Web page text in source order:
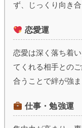
ず、じっくり向き
恋愛運
恋愛は深く落ち着
てくれる相手との
合うことで絆が強ま
仕事・勉強運